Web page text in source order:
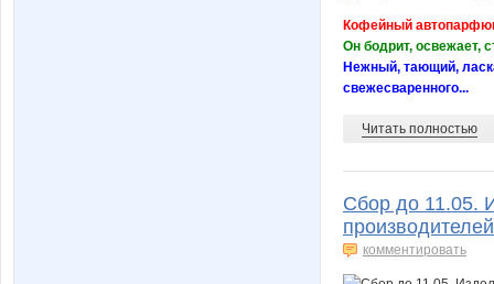
Кофейный
Он бодрит, освежает,
Нежный, тающий,
свежесваренного...
Читать полностью
Сбор до 11.05.
комментировать